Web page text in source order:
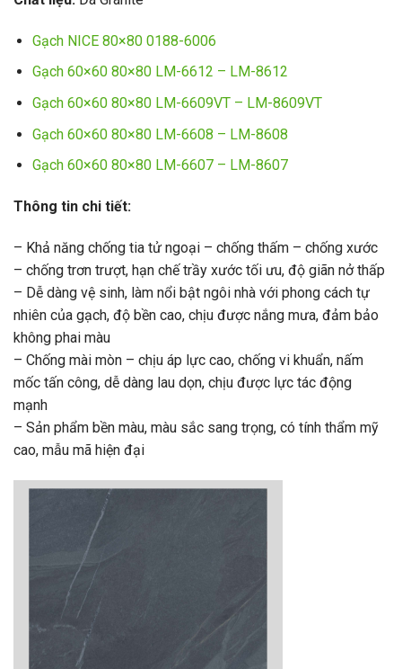
Gạch NICE 80×80 0188-6006
Gạch 60×60 80×80 LM-6612 – LM-8612
Gạch 60×60 80×80 LM-6609VT – LM-8609VT
Gạch 60×60 80×80 LM-6608 – LM-8608
Gạch 60×60 80×80 LM-6607 – LM-8607
Thông tin chi tiết:
– Khả năng chống tia tử ngoại – chống thấm – chống xước
– chống trơn trượt, hạn chế trầy xước tối ưu, độ giãn nở thấp
– Dễ dàng vệ sinh, làm nổi bật ngôi nhà với phong cách tự
nhiên của gạch, độ bền cao, chịu được nắng mưa, đảm bảo
không phai màu
– Chống mài mòn – chịu áp lực cao, chống vi khuẩn, nấm
mốc tấn công, dễ dàng lau dọn, chịu được lực tác động
mạnh
– Sản phẩm bền màu, màu sắc sang trọng, có tính thẩm mỹ
cao, mẫu mã hiện đại